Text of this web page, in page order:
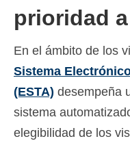
prioridad
En el ámbito de los
Sistema
(ESTA) desempeña
sistema
elegibilidad de los